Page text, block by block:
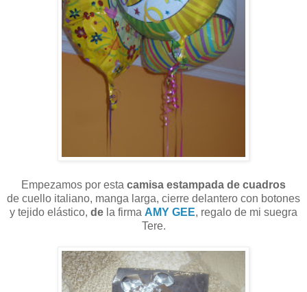
Empezamos por esta camisa estampada de cuadros
de cuello italiano, manga larga, cierre delantero con botones
y tejido elástico, de la firma AMY GEE, regalo de mi suegra
Tere.